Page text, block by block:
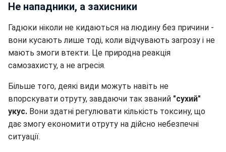
Не нападники, а захисники
Гадюки ніколи не кидаються на людину без причини -
вони кусають лише тоді, коли відчувають загрозу і не
мають змоги втекти. Це природна реакція
самозахисту, а не агресія.
Більше того, деякі види можуть навіть не
впорскувати отруту, завдаючи так званий "сухий"
укус. Вони здатні регулювати кількість токсину, що
дає змогу економити отруту на дійсно небезпечні
ситуації.